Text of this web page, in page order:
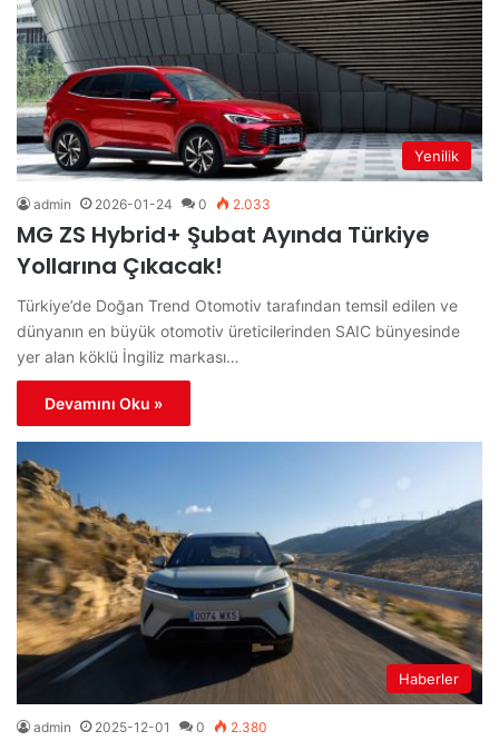
Yenilik
admin 2026-01-24 0 2.033
MG ZS Hybrid+ Şubat Ayında Türkiye
Yollarına Çıkacak!
Türkiye’de Doğan Trend Otomotiv tarafından temsil edilen ve
dünyanın en büyük otomotiv üreticilerinden SAIC bünyesinde
yer alan köklü İngiliz markası…
Devamını Oku »
Haberler
admin 2025-12-01 0 2.380